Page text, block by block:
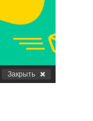
Закрыть